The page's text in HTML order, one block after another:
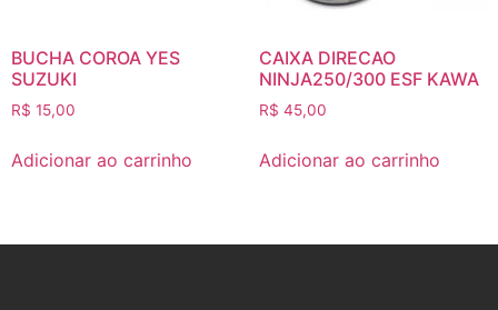
BUCHA COROA YES
SUZUKI
R$ 15,00
Adicionar ao carrinho
CAIXA DIRECAO
NINJA250/300 ESF KAWA
R$ 45,00
Adicionar ao carrinho